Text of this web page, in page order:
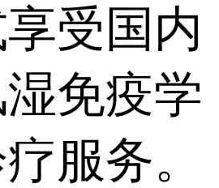
受国内
免疫学
服务。